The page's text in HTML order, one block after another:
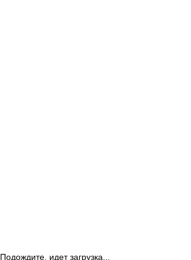
Подождите, идет загрузка...